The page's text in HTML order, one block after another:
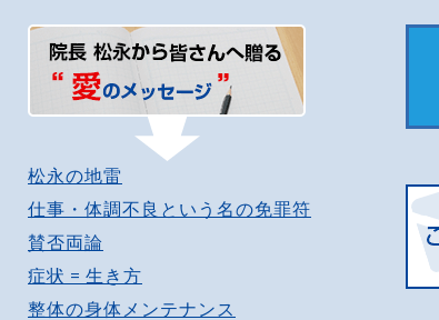
松永の地雷
仕事・体調不良という名の免罪符
賛否両論
症状 = 生き方
整体の身体メンテナンス